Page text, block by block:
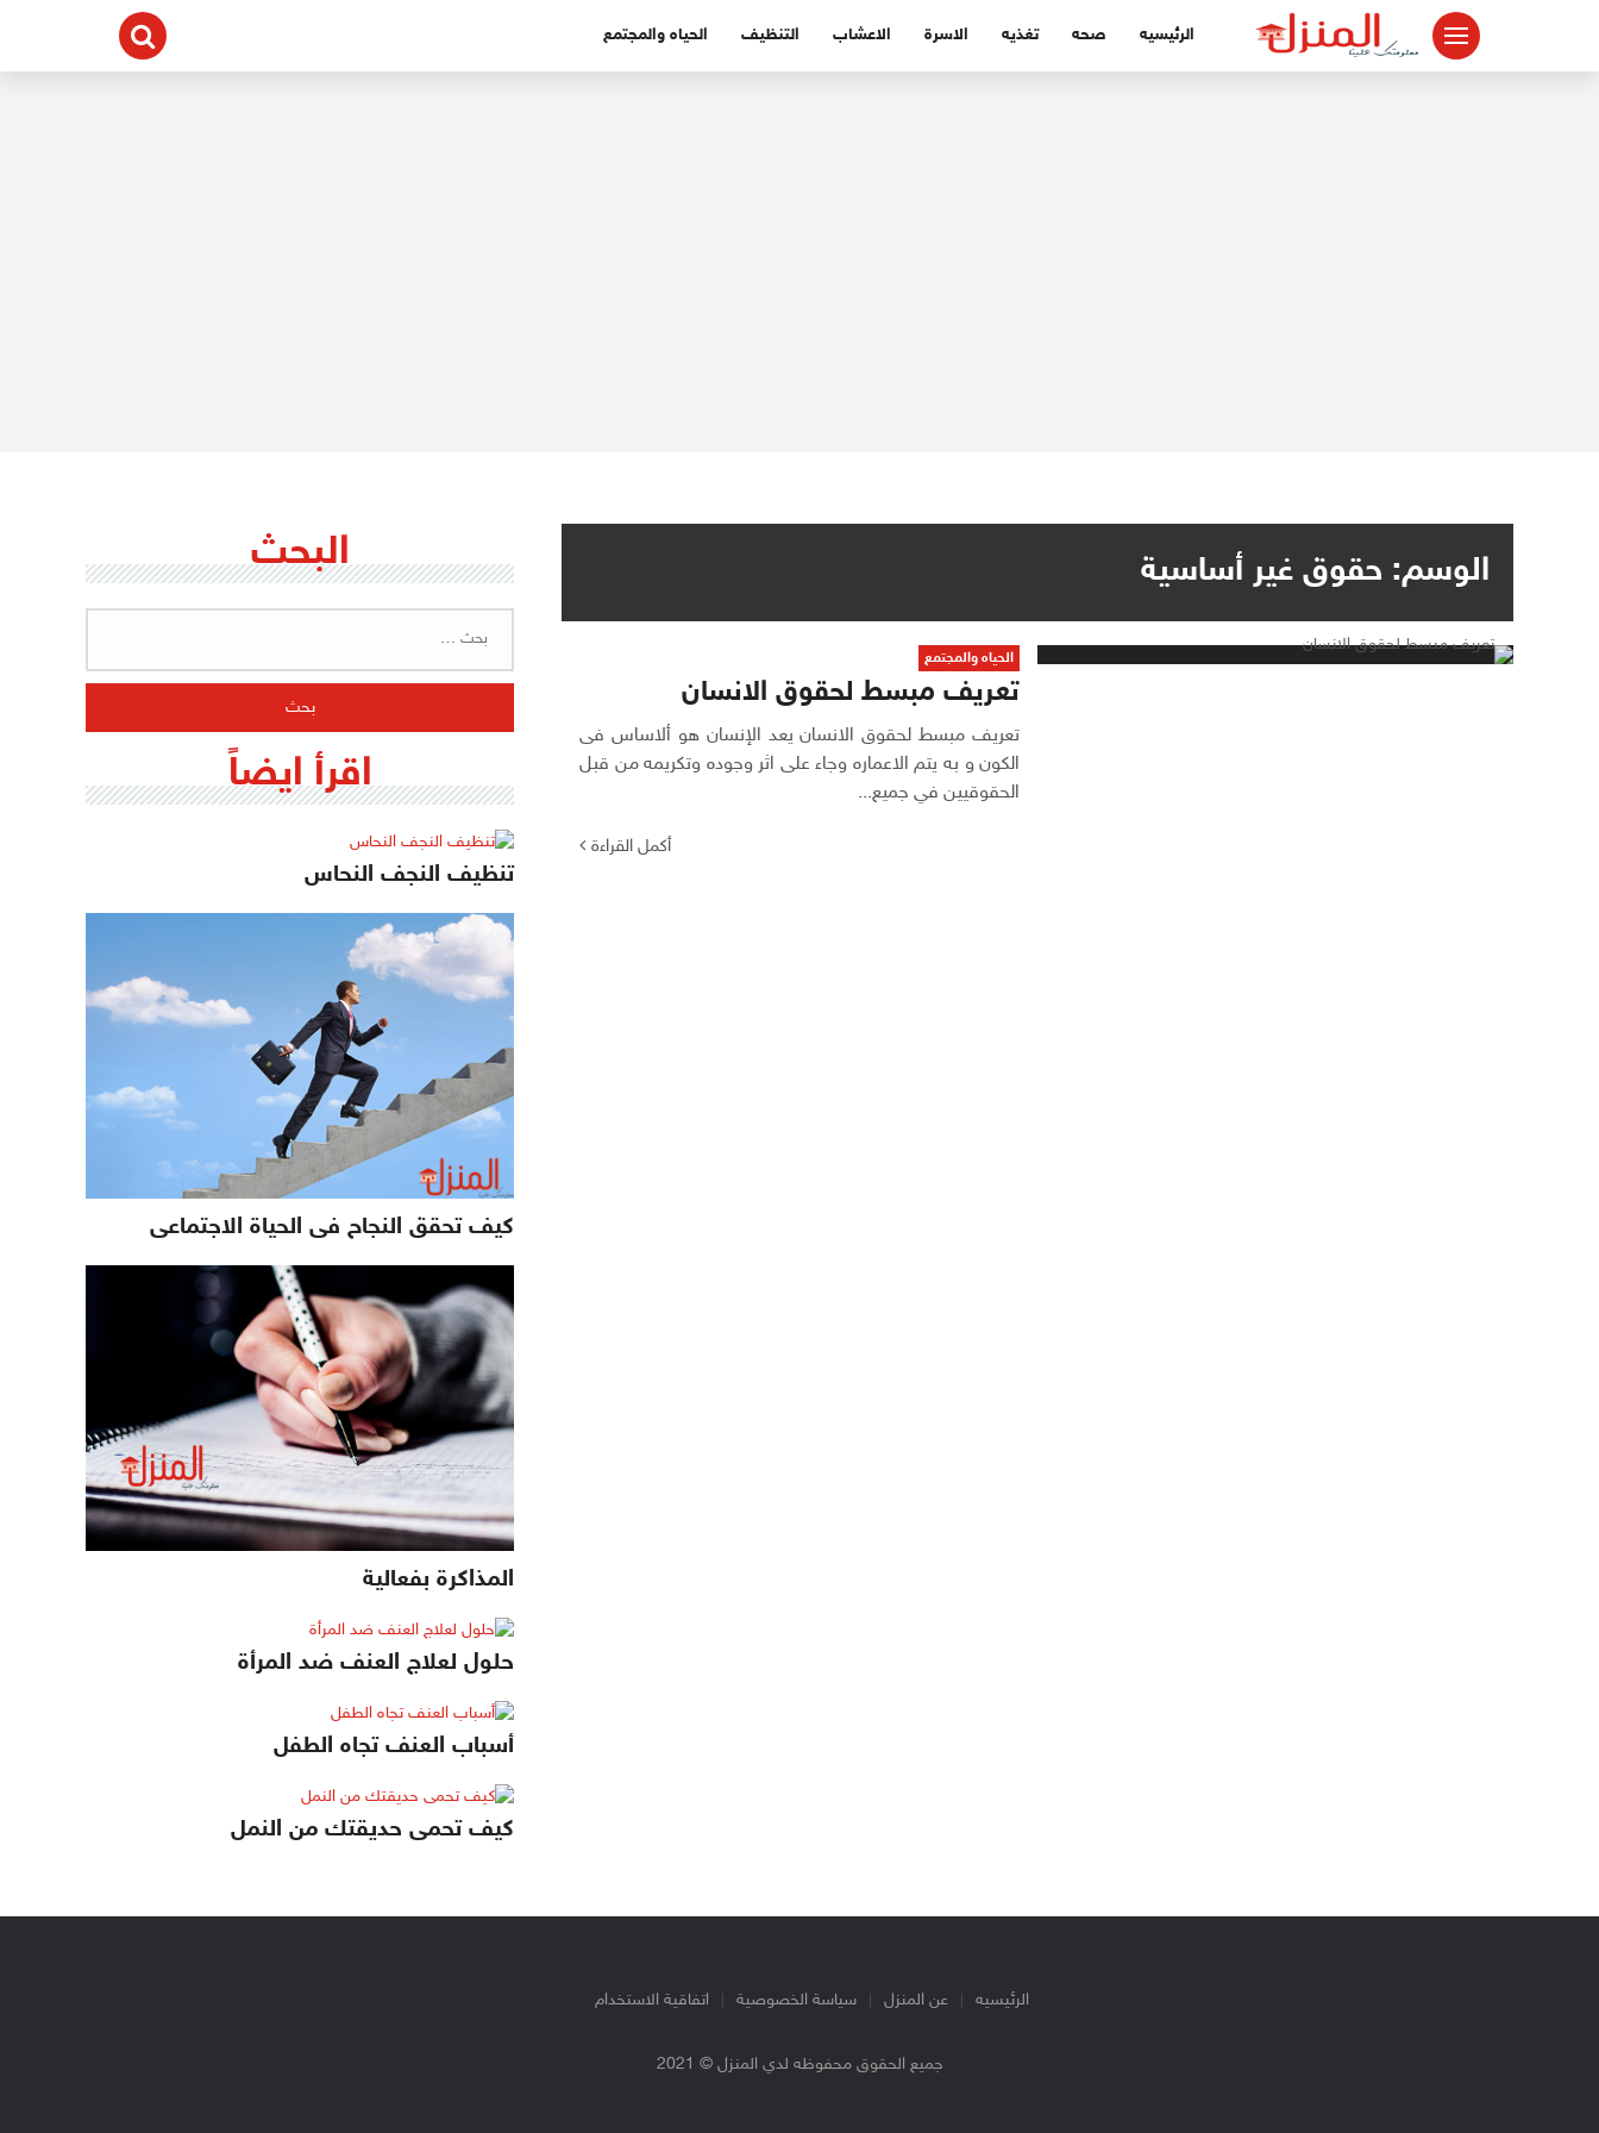
الرئيسيه صحه تغذيه الاسرة الاعشاب التنظيف الحياه والمجتمع
الوسم: حقوق غير أساسية
الحياه والمجتمع
تعريف مبسط لحقوق الانسان
تعريف مبسط لحقوق الانسان يعد الإنسان هو ألاساس فى
الكون و به يتم الاعماره وجاء على اثر وجوده وتكريمه من قبل
الحقوقيين في جميع...
أكمل القراءة
البحث
اقرأ ايضاً
تنظيف النجف النحاس
كيف تحقق النجاح فى الحياة الاجتماعى
المذاكرة بفعالية
حلول لعلاج العنف ضد المرأة
أسباب العنف تجاه الطفل
كيف تحمى حديقتك من النمل
الرئيسيه عن المنزل سياسة الخصوصية اتفاقية الاستخدام
جميع الحقوق محفوظه لدي المنزل © 2021